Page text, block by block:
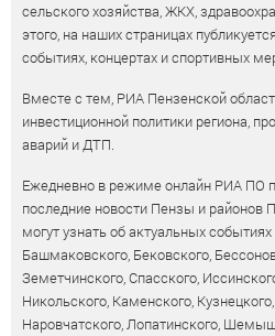
сельского хозяйства, ЖКХ,
этого, на наших страницах
событиях, концертах и спортивных
Вместе с тем, РИА Пензенской
инвестиционной политики региона,
аварий и ДТП.
Ежедневно в режиме онлайн РИА ПО
последние новости Пензы и районов
могут узнать об актуальных
Башмаковского, Бековского,
Земетчинского, Спасского,
Никольского, Каменского,
Наровчатского, Лопатинского,